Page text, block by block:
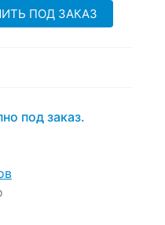
ПОД ЗАКАЗ
под заказ.